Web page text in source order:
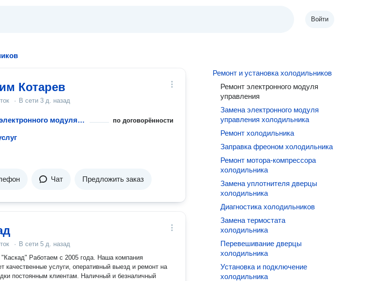
Войти
Котарев
· В сети 3 д. назад
Ремонт электронного модуля управления по договорённости
Чат Предложить заказ
· В сети 5 д. назад
"Каскад" Работаем с 2005 года. Наша компания
качественные услуги, оперативный выезд и ремонт на
постоянным клиентам. Наличный и безналичный
Ремонт и установка холодильников
Ремонт электронного модуля
управления
Замена электронного модуля
управления холодильника
Ремонт холодильника
Заправка фреоном холодильника
Ремонт мотора-компрессора
холодильника
Замена уплотнителя дверцы
холодильника
Диагностика холодильников
Замена термостата
холодильника
Перевешивание дверцы
холодильника
Установка и подключение
холодильника